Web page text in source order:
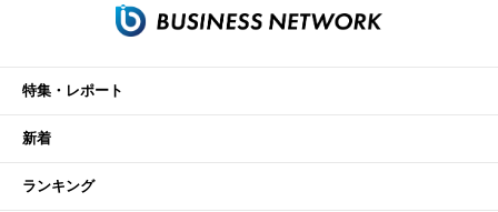
特集・レポート
新着
ランキング